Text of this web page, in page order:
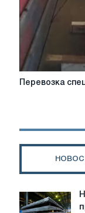
Перевозка
специального
Перевозка
Немецкая
сталелитейная